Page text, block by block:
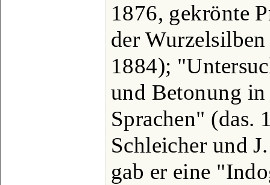
1876, gekrönte
der
1884);
und Betonung
Sprachen" (das.
Schleicher und
gab er eine